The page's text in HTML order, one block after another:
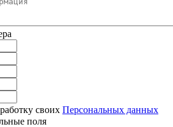
своих Персональных данных
поля